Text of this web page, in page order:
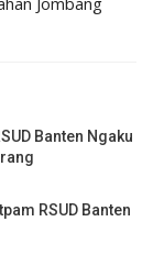
Banten Ngaku
RSUD Banten